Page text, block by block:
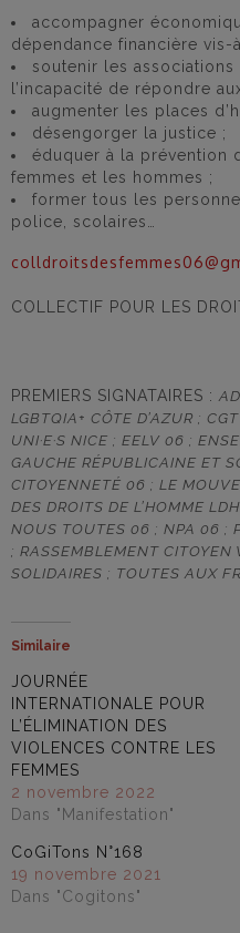
accompagner
dépendance financière vis-
soutenir les associations
l’incapacité de répondre
augmenter les places
désengorger la justice ;
éduquer à la prévention
femmes et les hommes ;
former tous les
police, scolaires…
COLLECTIF POUR LES
PREMIERS SIGNATAIRES :
LGBTQIA+ CÔTE D’AZUR ;
UNI·E·S NICE ; EELV 06 ;
GAUCHE RÉPUBLICAINE ET
CITOYENNETÉ 06 ; LE
DES DROITS DE L’HOMME
NOUS TOUTES 06 ; NPA 06 ;
; RASSEMBLEMENT
SOLIDAIRES ; TOUTES AUX
Similaire
JOURNÉE
INTERNATIONALE POUR
L’ÉLIMINATION DES
VIOLENCES CONTRE LES
FEMMES
2 novembre 2022
Dans "Manifestation"
CoGiTons N°168
19 novembre 2021
Dans "Cogitons"